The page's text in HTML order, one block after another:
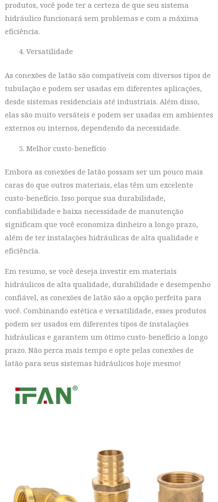
produtos, você pode ter a certeza de que seu sistema
hidráulico funcionará sem problemas e com a máxima
eficiência.
Versatilidade
As conexões de latão são compatíveis com diversos tipos de
tubulação e podem ser usadas em diferentes aplicações,
desde sistemas residenciais até industriais. Além disso,
elas são muito versáteis e podem ser usadas em ambientes
externos ou internos, dependendo da necessidade.
Melhor custo-benefício
Embora as conexões de latão possam ser um pouco mais
caras do que outros materiais, elas têm um excelente
custo-benefício. Isso porque sua durabilidade,
confiabilidade e baixa necessidade de manutenção
significam que você economiza dinheiro a longo prazo,
além de ter instalações hidráulicas de alta qualidade e
eficiência.
Em resumo, se você deseja investir em materiais
hidráulicos de alta qualidade, durabilidade e desempenho
confiável, as conexões de latão são a opção perfeita para
você. Combinando estética e versatilidade, esses produtos
podem ser usados em diferentes tipos de instalações
hidráulicas e garantem um ótimo custo-benefício a longo
prazo. Não perca mais tempo e opte pelas conexões de
latão para seus sistemas hidráulicos hoje mesmo!